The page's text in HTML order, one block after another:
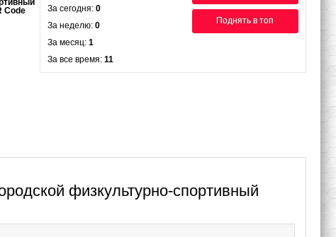
Поднять в топ
За сегодня: 0
За неделю: 0
За месяц: 1
За все время: 11
физкультурно-спортивный